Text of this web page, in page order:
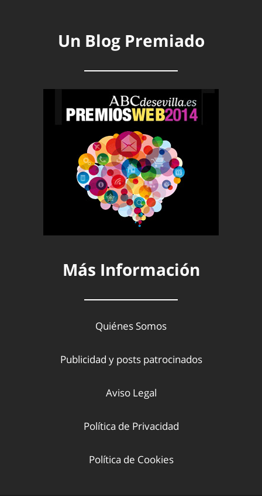
Un Blog Premiado
Más Información
Quiénes Somos
Publicidad y posts patrocinados
Aviso Legal
Política de Privacidad
Política de Cookies